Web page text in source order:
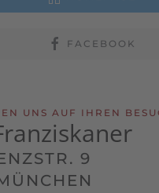
FACEBOOK
UNS AUF IHREN
9